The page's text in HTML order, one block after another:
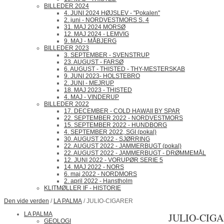
BILLEDER 2024
4. JUNI 2024 HØJSLEV - "Pokalen"
2. juni - NORDVESTMORS S. 4
31. MAJ 2024 MORSØ
12. MAJ 2024 - LEMVIG
9. MAJ - MÅBJERG
BILLEDER 2023
3. SEPTEMBER - SVENSTRUP
23. AUGUST - FARSØ
6. AUGUST - THISTED - THY-MESTERSKAB
9. JUNI 2023- HOLSTEBRO
2. JUNI - MEJRUP
18. MAJ 2023 - THISTED
4. MAJ - VINDERUP
BILLEDER 2022
17. DECEMBER - COLD HAWAII BY SPAR
22. SEPTEMBER 2022 - NORDVESTMORS
15. SEPTEMBER 2022 - HUNDBORG
4. SEPTEMBER 2022, SGI (pokal)
30. AUGUST 2022 - SJØRRING
22. AUGUST 2022 - JAMMERBUGT (pokal)
22. AUGUST 2022 - JAMMERBUGT - DRØMMEMÅL
12. JUNI 2022 - VORUPØR SERIE 5
14. MAJ 2022 - NORS
6. maj 2022 - NORDMORS
2. april 2022 - Hanstholm
KLITMØLLER IF - HISTORIE
Den vide verden / LA PALMA / JULIO-CIGARER
LA PALMA
GEOLOGI
JULIO-